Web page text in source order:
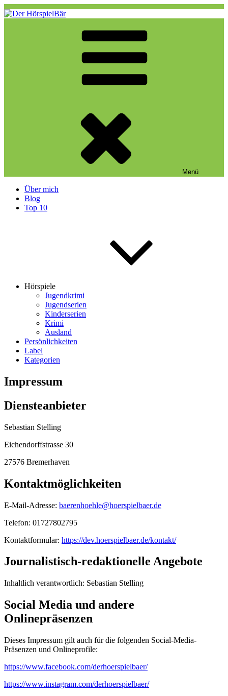
Zum
Inhalt
Eine weitere WordPress-Website
Menü
Über mich
Blog
Top 10
Hörspiele
Jugendkrimi
Jugendserien
Kinderserien
Krimi
Ausland
Persönlichkeiten
Label
Kategorien
Impressum
Diensteanbieter
Sebastian Stelling
Eichendorffstrasse 30
27576 Bremerhaven
Kontaktmöglichkeiten
E-Mail-Adresse: baerenhoehle@hoerspielbaer.de
Telefon: 01727802795
Kontaktformular: https://dev.hoerspielbaer.de/kontakt/
Journalistisch-redaktionelle Angebote
Inhaltlich verantwortlich: Sebastian Stelling
Social Media und andere
Onlinepräsenzen
Dieses Impressum gilt auch für die folgenden Social-Media-
Präsenzen und Onlineprofile:
https://www.facebook.com/derhoerspielbaer/
https://www.instagram.com/derhoerspielbaer/